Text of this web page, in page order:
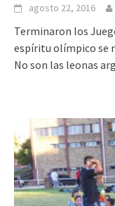
agosto 22, 2016
Terminaron los
espíritu olímpico se
No son las leonas